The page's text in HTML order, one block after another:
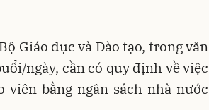
Giáo dục và Đào tạo, trong văn
ngày, cần có quy định về việc
bằng ngân sách nhà nước